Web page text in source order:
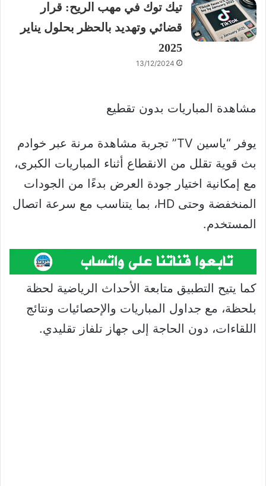
تيك توك في مهب الريح: قرار
قضائي وتهديد بالحظر بحلول يناير
2025
13/12/2024
مشاهدة المباريات بدون تقطيع
يوفر “ياسين TV” تجربة مشاهدة مرنة عبر خوادم
بث قوية تقلل من الانقطاع أثناء المباريات الكبرى،
مع إمكانية اختيار جودة العرض بدءًا من الجودات
المنخفضة وحتى HD، بما يتناسب مع سرعة اتصال
المستخدم.
كما يتيح التطبيق متابعة الأحداث الرياضية لحظة
بلحظة، مع جداول المباريات والإحصائيات ونتائج
اللقاءات، دون الحاجة إلى جهاز تلفاز تقليدي.